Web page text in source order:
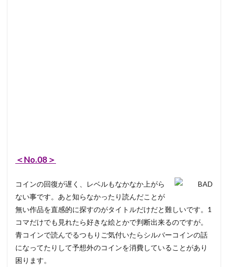
＜No.08＞
コインの回復が遅く、レベルもなかなか上がら
ない事です。あと知らなかったり読んだことが
無い作品を直感的に探すのがタイトルだけだと難しいです。1
コマだけでも見れたら好きな絵とかで判断出来るのですが。
青コインで読んでるつもりご気付いたらシルバーコインの話
になってたりして予想外のコインを消費していることがあり
困ります。